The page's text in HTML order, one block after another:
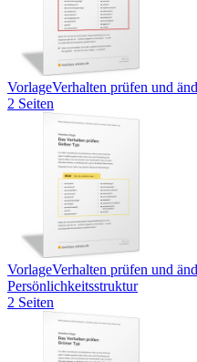
VorlageVerhalten prüfen und
2 Seiten
VorlageVerhalten prüfen und
Persönlichkeitsstruktur
2 Seiten